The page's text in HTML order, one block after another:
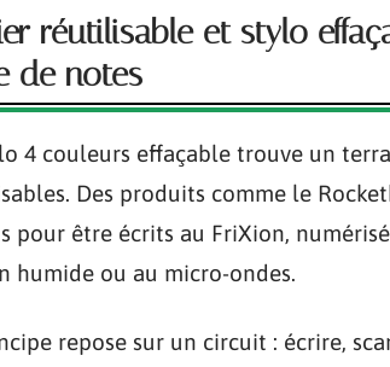
réutilisable et stylo
de notes
4 couleurs effaçable trouve un
Des produits comme le
pour être écrits au FriXion,
humide ou au micro-ondes.
repose sur un circuit : écrire,